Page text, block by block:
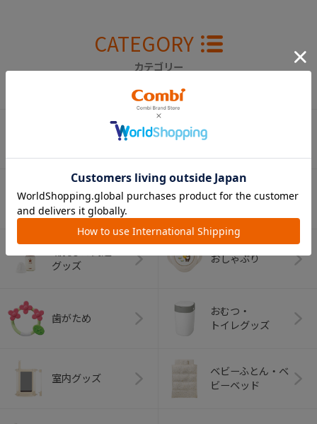
CATEGORY
カテゴリー
ベビーラック＆
ベビーチェア
抱っこひも
グッズ
おしゃぶり
歯がため
おむつ・
トイレグッズ
室内グッズ
ベビーふとん・ベ
ビーベッド